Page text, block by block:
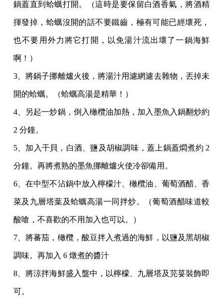
鍋蓋直到蛤蠣打開。（這時是要保留白酒香氣，將酒精
揮發掉，蛤蠣沒開的話不要鐵齒，極有可能已經壞死，
也不要用外力將它打開，以免湯汁流出壞了一鍋海鮮
啊！）
3、將鍋子挪離爐火後，將湯汁用濾網濾去雜物，丟掉未
開的蛤蠣。（蛤蠣高湯是精華！）
4、另起一炒鍋，倒入橄欖油加熱，加入墨魚入鍋翻炒約
2 分鐘。
5、加入干貝，白酒、鹽及胡椒調味，蓋上鍋蓋燜煮約 2
分鐘。再將煮熟的墨魚挪離爐火使冷卻備用。
6、在中型不沾鍋中放入檸檬汁、橄欖油、葡萄酒醋、香
菜及九層塔葉及蛤蠣高湯一同拌炒。（葡萄酒醋味道較
酸嗆，不喜歡的不用加入也可以。）
7、將蕃茄，橄欖，酸豆拌入煮過的海鮮，以鹽及黑胡椒
調味。再加入 6 燉煮的醬汁
8、將涼拌海鮮盛入盤中，以檸檬、九層塔及芫荽裝飾即
可。